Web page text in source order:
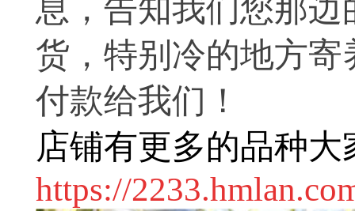
息，告知我们您那
货，特别冷的地方
付款给我们！
店铺有更多的品种
https://